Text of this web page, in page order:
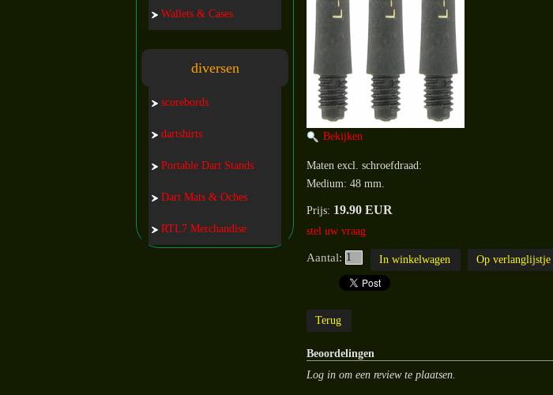
Wallets & Cases
diversen
scorebords
dartshirts
Portable Dart Stands
Dart Mats & Oches
RTL7 Merchandise
Bekijken
Maten excl. schroefdraad:
Medium: 48 mm.
Prijs: 19.90 EUR
stel uw vraag
Aantal:
Beoordelingen
Log in om een review te plaatsen.